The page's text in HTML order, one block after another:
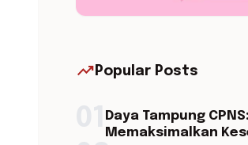
trending_up Popular Posts
Daya Tampung
Memaksimalkan